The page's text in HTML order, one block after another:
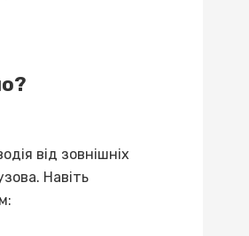
від зовнішніх
Навіть